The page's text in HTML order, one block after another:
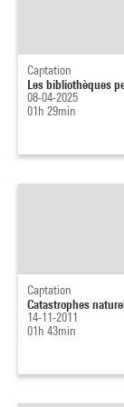
Captation
Les bibliothèques
08-04-2025
01h 29min
Captation
Catastrophes
14-11-2011
01h 43min